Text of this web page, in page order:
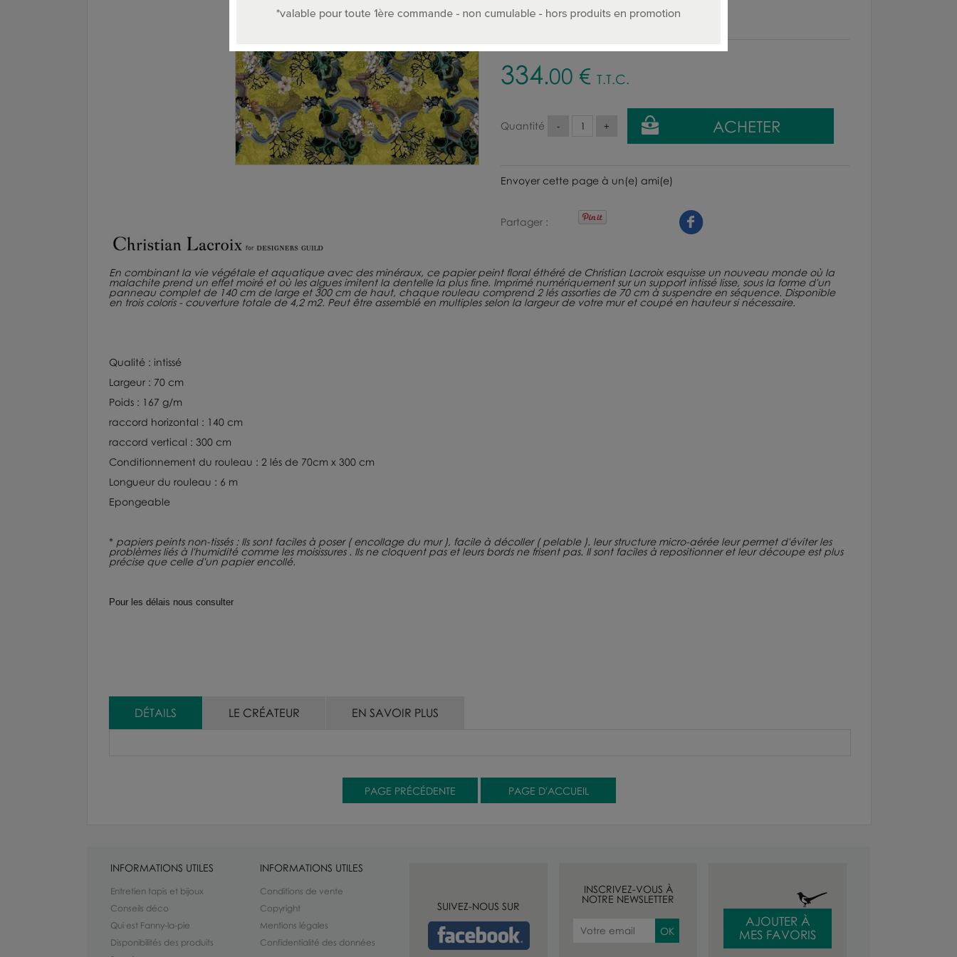
334.00 € T.T.C.
Quantité
Envoyer cette page à un(e) ami(e)
Partager
En combinant la vie végétale et aquatique avec des minéraux, ce papier peint floral éthéré de Christian Lacroix esquisse un nouveau monde où la
malachite prend un effet moiré et où les algues imitent la dentelle la plus fine. Imprimé numériquement sur un support intissé lisse, sous la forme d'un
panneau complet de 140 cm de large et 300 cm de haut, chaque rouleau comprend 2 lés assorties de 70 cm à suspendre en séquence. Disponible
en trois coloris - couverture totale de 4,2 m2. Peut être assemblé en multiples selon la largeur de votre mur et coupé en hauteur si nécessaire.
Qualité : intissé
Largeur : 70 cm
Poids : 167 g/m
raccord horizontal : 140 cm
raccord vertical : 300 cm
Conditionnement du rouleau : 2 lés de 70cm x 300 cm
Longueur du rouleau : 6 m
Epongeable
* papiers peints non-tissés : Ils sont faciles à poser ( encollage du mur ), facile à décoller ( pelable ). leur structure micro-aérée leur permet d'éviter les
problèmes liés à l'humidité comme les moisissures . Ils ne cloquent pas et leurs bords ne frisent pas. Il sont faciles à repositionner et leur découpe est plus
précise que celle d'un papier encollé.
Pour les délais nous consulter
DÉTAILS LE CRÉATEUR EN SAVOIR PLUS
INFORMATIONS UTILES
Entretien tapis et bijoux
Conseils déco
Qui est Fanny-la-pie
Disponibilités des produits
INFORMATIONS UTILES
Conditions de vente
Copyright
Mentions légales
Confidentialité des données
SUIVEZ-NOUS SUR
INSCRIVEZ-VOUS À
NOTRE NEWSLETTER
AJOUTER À
MES FAVORIS